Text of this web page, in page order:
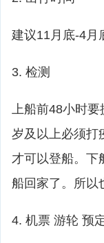
建议11月底-4月
3. 检测
上船前48小时
岁及以上必须打
才可以登船。下
船回家了。所以
4. 机票 游轮 预